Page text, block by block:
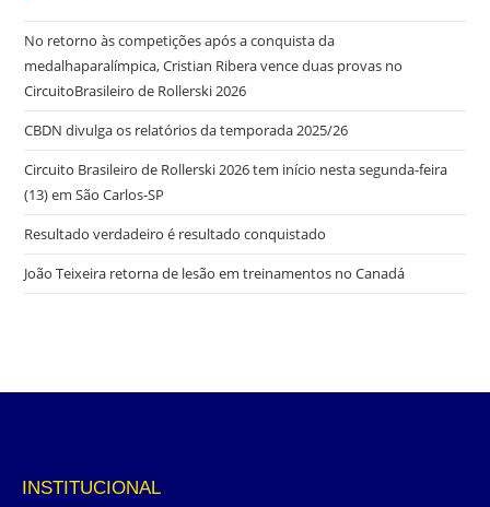
No retorno às competições após a conquista da
medalhaparalímpica, Cristian Ribera vence duas provas no
CircuitoBrasileiro de Rollerski 2026
CBDN divulga os relatórios da temporada 2025/26
Circuito Brasileiro de Rollerski 2026 tem início nesta segunda-feira
(13) em São Carlos-SP
Resultado verdadeiro é resultado conquistado
João Teixeira retorna de lesão em treinamentos no Canadá
INSTITUCIONAL